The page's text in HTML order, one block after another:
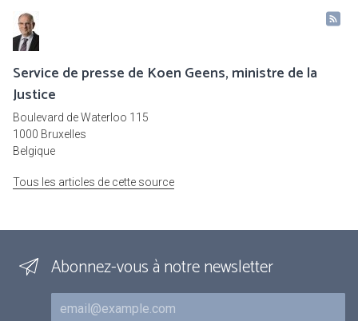
Service de presse de Koen Geens, ministre de la
Justice
Boulevard de Waterloo 115
1000 Bruxelles
Belgique
Tous les articles de cette source
Abonnez-vous à notre newsletter
Courriel